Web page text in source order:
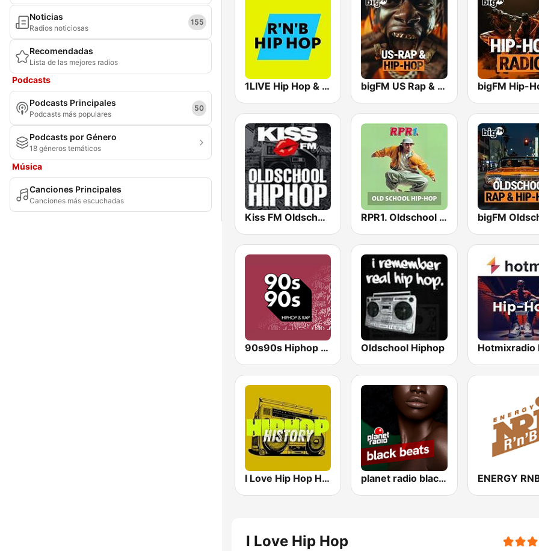
Noticias
Radios noticiosas
155
Recomendadas
Lista de las mejores radios
Podcasts
Podcasts Principales
Podcasts más populares
50
Podcasts por Género
18 géneros temáticos
Música
Canciones Principales
Canciones más escuchadas
1LIVE Hip Hop & RnB bigFM US Rap & Hip-Hop
Kiss FM Oldschool Hip Hop RPR1. Oldschool Hip-Hop
90s90s Hiphop & Rap Oldschool Hiphop
I Love Hip Hop History planet radio black beats ENERGY
I Love Hip Hop